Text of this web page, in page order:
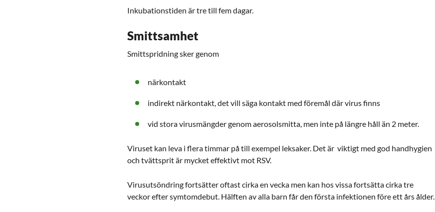
Inkubationstiden är tre till fem dagar.
Smittsamhet
Smittspridning sker genom
närkontakt
indirekt närkontakt, det vill säga kontakt med föremål där virus finns
vid stora virusmängder genom aerosolsmitta, men inte på längre håll än 2 meter.
Viruset kan leva i flera timmar på till exempel leksaker. Det är viktigt med god handhygien
och tvättsprit är mycket effektivt mot RSV.
Virusutsöndring fortsätter oftast cirka en vecka men kan hos vissa fortsätta cirka tre
veckor efter symtomdebut. Hälften av alla barn får den första infektionen före ett års ålder.